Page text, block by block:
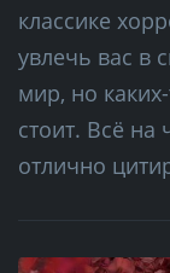
классике
увлечь вас в
мир, но
стоит. Всё на
отлично